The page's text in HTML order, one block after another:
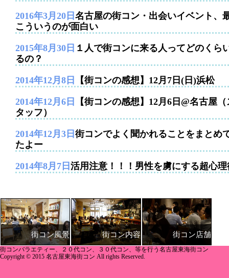
2016年3月20日 名古屋の街コン・出会いイベント、
こういうのが面白い
2015年8月30日 １人で街コンに来る人ってどのくら
るの？
2014年12月8日 【街コンの感想】12月7日(日)浜松
2014年12月6日
【街コンの感想】12月6日@名古屋（
タッフ）
2014年12月3日 街コンでよく聞かれることをまとめ
たよー
2014年8月7日 活用注意！！！男性を虜にする超心理
街コン風景 街コン内容 街コン店舗
街コンバラエティー、２０代コン、３０代コン、等を行う名古屋東海街コン
Copyright © 2015 名古屋東海街コン All rights Reserved.